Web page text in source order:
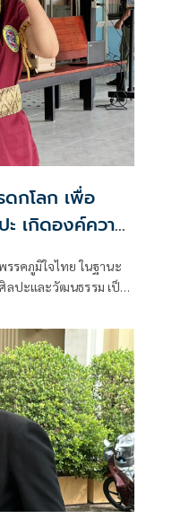
กโลก เพื่อ
เกิดองค์ความ
รคภูมิใจไทย ในฐานะ
ลปะและวัฒนธรรม เป็น
หวัดเพชรบุรี ร่วมกับ
อดจนทุกภาคส่วน ที่ร่วม
ลกเปลี่ยนองค์ความรู้และ
าติ